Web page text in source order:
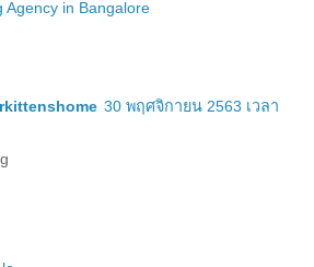
Agency in Bangalore
30 พฤศจิกายน 2563 เวลา